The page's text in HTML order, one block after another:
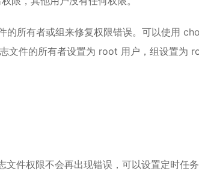
所有者或组来修复权限错误。可以使用
文件的所有者设置为 root 用户，组设置为
件权限不会再出现错误，可以设置定时任